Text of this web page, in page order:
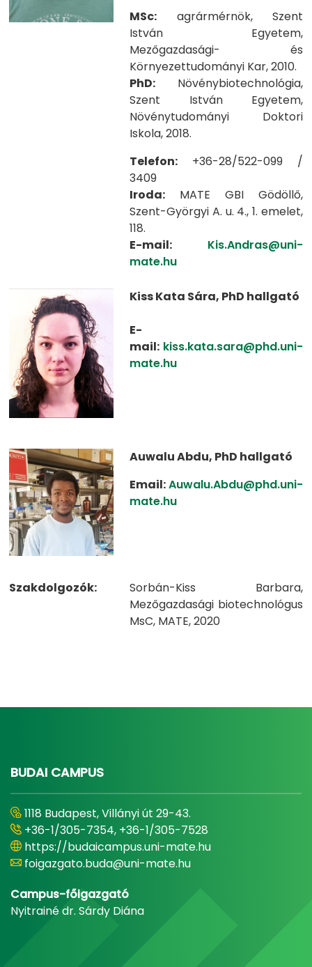
MSc: agrármérnök, Szent
István Egyetem,
Mezőgazdasági- és
Környezettudományi Kar, 2010.
PhD: Növénybiotechnológia,
Szent István Egyetem,
Növénytudományi Doktori
Iskola, 2018.
Telefon: +36-28/522-099 /
3409
Iroda: MATE GBI Gödöllő,
Szent-Györgyi A. u. 4., 1. emelet,
118.
E-mail:
Kis.Andras@uni-
mate.hu
Kiss Kata Sára, PhD hallgató
E-
mail: kiss.kata.sara@phd.uni-
mate.hu
Auwalu Abdu, PhD hallgató
Email:Auwalu.Abdu@phd.uni-
mate.hu
Szakdolgozók:
Sorbán-Kiss Barbara,
Mezőgazdasági biotechnológus
MsC, MATE, 2020
BUDAI CAMPUS
1118 Budapest, Villányi út 29-43.
+36-1/305-7354, +36-1/305-7528
https://budaicampus.uni-mate.hu
foigazgato.buda@uni-mate.hu
Campus-főigazgató
Nyitrainé dr. Sárdy Diána